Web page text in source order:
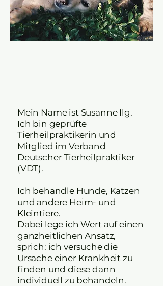
Mein Name ist Susanne Ilg.
Ich bin geprüfte
Tierheilpraktikerin und
Mitglied im Verband
Deutscher Tierheilpraktiker
(VDT).
Ich behandle Hunde, Katzen
und andere Heim- und
Kleintiere.
Dabei lege ich Wert auf einen
ganzheitlichen Ansatz,
sprich: ich versuche die
Ursache einer Krankheit zu
finden und diese dann
individuell zu behandeln.